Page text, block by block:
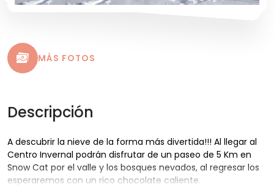
MÁS FOTOS
Descripción
A descubrir la nieve de la forma más divertida!!! Al llegar al
Centro Invernal podrán disfrutar de un paseo de 5 Km en
Snow Cat por el valle y los bosques nevados, al regresar los
esperaremos con un rico chocolate caliente.